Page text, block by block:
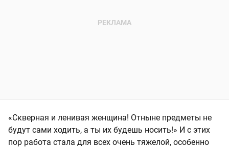
«Скверная и ленивая женщина! Отныне предметы не
будут сами ходить, а ты их будешь носить!» И с этих
пор работа стала для всех очень тяжелой, особенно